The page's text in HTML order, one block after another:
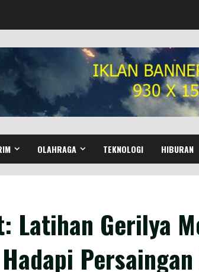
OLAHRAGA TEKNOLOGI HIBURAN
Latihan Gerilya